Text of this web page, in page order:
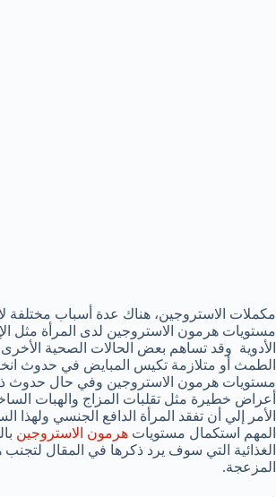
مكملات الاستروجين، هناك عدة أسباب مختلفة
مستويات هرمون الاستروجين لدى المرأة مثل
الأدوية وقد تساهم بعض الحالات الصحية
الطمث أو متلازمة تكيس المبايض في حدوث
مستويات هرمون الاستروجين وفي حال حدوث
أعراض خطيرة مثل تقلبات المزاج والهبات
الأمر إلي أن تفقد المرأة الدافع الجنسي ولهذا
المهم استكمال مستويات هرمون الاستروجين
الغذائية التي سوف يرد ذكرها في المقال
المزعجة.